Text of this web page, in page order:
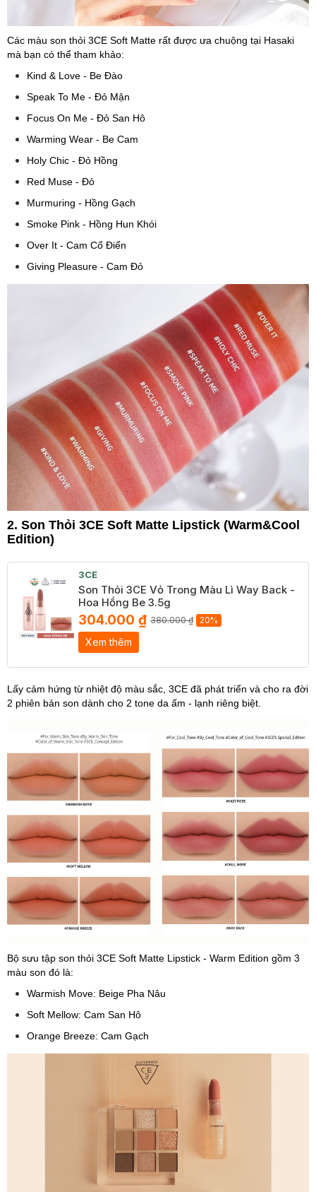
Các màu son thỏi 3CE Soft Matte rất được ưa chuộng tại Hasaki
mà bạn có thể tham khảo:
Kind & Love - Be Đào
Speak To Me - Đỏ Mận
Focus On Me - Đỏ San Hô
Warming Wear - Be Cam
Holy Chic - Đỏ Hồng
Red Muse - Đỏ
Murmuring - Hồng Gạch
Smoke Pink - Hồng Hun Khói
Over It - Cam Cổ Điển
Giving Pleasure - Cam Đỏ
2. Son Thỏi 3CE Soft Matte Lipstick (Warm&Cool
Edition)
3CE
Son Thỏi 3CE Vỏ Trong Màu Lì Way Back -
Hoa Hồng Be 3.5g
304.000 ₫ 380.000 ₫ 20%
Xem thêm
Lấy cảm hứng từ nhiệt độ màu sắc, 3CE đã phát triển và cho ra đời
2 phiên bản son dành cho 2 tone da ấm - lạnh riêng biệt.
Bộ sưu tập son thỏi 3CE Soft Matte Lipstick - Warm Edition gồm 3
màu son đó là:
Warmish Move: Beige Pha Nâu
Soft Mellow: Cam San Hô
Orange Breeze: Cam Gạch